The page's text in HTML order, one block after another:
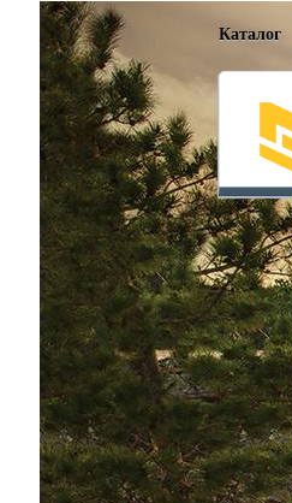
Каталог